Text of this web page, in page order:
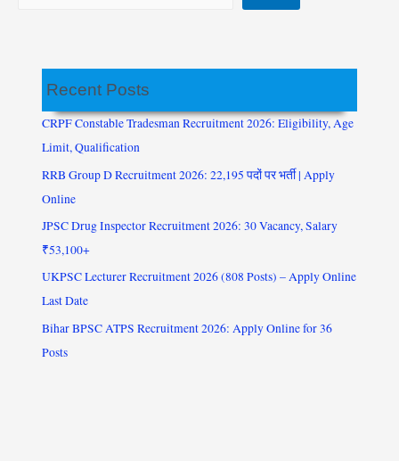
Recent Posts
CRPF Constable Tradesman Recruitment 2026: Eligibility, Age
Limit, Qualification
RRB Group D Recruitment 2026: 22,195 पदों पर भर्ती | Apply
Online
JPSC Drug Inspector Recruitment 2026: 30 Vacancy, Salary
₹53,100+
UKPSC Lecturer Recruitment 2026 (808 Posts) – Apply Online
Last Date
Bihar BPSC ATPS Recruitment 2026: Apply Online for 36
Posts